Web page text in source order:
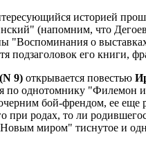
историей
(напомним, что
"Воспоминания о
подзаголовок его книги,
9) открывается повестью
по однотомнику
бой-френдом, ее еще
при родах, то ли
миром" тиснутое и